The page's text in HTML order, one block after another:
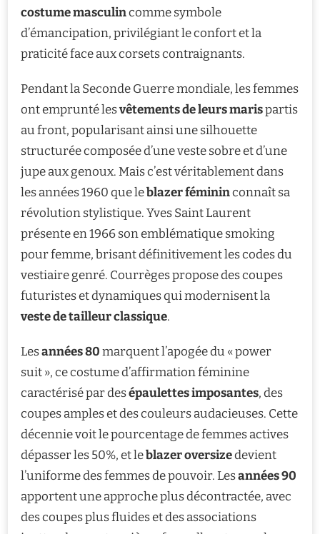
costume masculincomme symbole
d’émancipation, privilégiant le confort et la
praticité face aux corsets contraignants.
Pendant la Seconde Guerre mondiale, les femmes
ont emprunté lesvêtements de leurs marispartis
au front, popularisant ainsi une silhouette
structurée composée d’une veste sobre et d’une
jupe aux genoux. Mais c’est véritablement dans
les années 1960 que leblazer fémininconnaît sa
révolution stylistique. Yves Saint Laurent
présente en 1966 son emblématique smoking
pour femme, brisant définitivement les codes du
vestiaire genré. Courrèges propose des coupes
futuristes et dynamiques qui modernisent la
veste de tailleur classique.
Lesannées 80marquent l’apogée du « power
suit », ce costume d’affirmation féminine
caractérisé par desépaulettes imposantes, des
coupes amples et des couleurs audacieuses. Cette
décennie voit le pourcentage de femmes actives
dépasser les 50%, et leblazer oversizedevient
l’uniforme des femmes de pouvoir. Lesannées 90
apportent une approche plus décontractée, avec
des coupes plus fluides et des associations